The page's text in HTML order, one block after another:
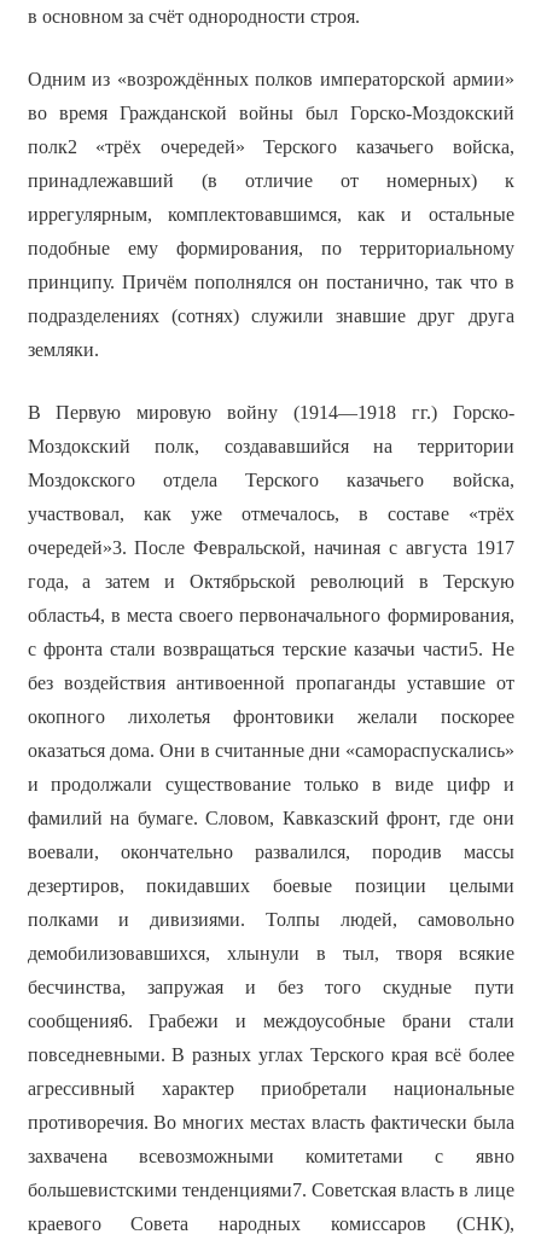
в основном за счёт однородности строя.
Одним из «возрождённых полков императорской армии»
во время Гражданской войны был Горско-Моздокский
полк2 «трёх очередей» Терского казачьего войска,
принадлежавший (в отличие от номерных) к
иррегулярным, комплектовавшимся, как и остальные
подобные ему формирования, по территориальному
принципу. Причём пополнялся он постанично, так что в
подразделениях (сотнях) служили знавшие друг друга
земляки.
В Первую мировую войну (1914—1918 гг.) Горско-
Моздокский полк, создававшийся на территории
Моздокского отдела Терского казачьего войска,
участвовал, как уже отмечалось, в составе «трёх
очередей»3. После Февральской, начиная с августа 1917
года, а затем и Октябрьской революций в Терскую
область4, в места своего первоначального формирования,
с фронта стали возвращаться терские казачьи части5. Не
без воздействия антивоенной пропаганды уставшие от
окопного лихолетья фронтовики желали поскорее
оказаться дома. Они в считанные дни «самораспускались»
и продолжали существование только в виде цифр и
фамилий на бумаге. Словом, Кавказский фронт, где они
воевали, окончательно развалился, породив массы
дезертиров, покидавших боевые позиции целыми
полками и дивизиями. Толпы людей, самовольно
демобилизовавшихся, хлынули в тыл, творя всякие
бесчинства, запружая и без того скудные пути
сообщения6. Грабежи и междоусобные брани стали
повседневными. В разных углах Терского края всё более
агрессивный характер приобретали национальные
противоречия. Во многих местах власть фактически была
захвачена всевозможными комитетами с явно
большевистскими тенденциями7. Советская власть в лице
краевого Совета народных комиссаров (СНК),